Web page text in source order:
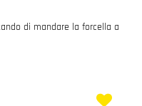
di mandare la forcella a